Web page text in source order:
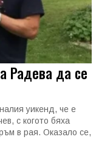
Радева да се
уикенд, че е
с когото бяха
в рая. Оказало се,